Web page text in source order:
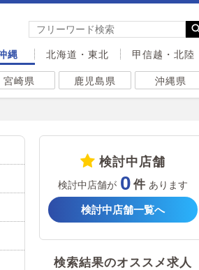
縄 北海道・東北 甲信越・北陸
宮崎県 鹿児島県 沖縄県
検討中店舗
検討中店舗が 0 あります
検討中店舗一覧へ
検索結果のオススメ求人